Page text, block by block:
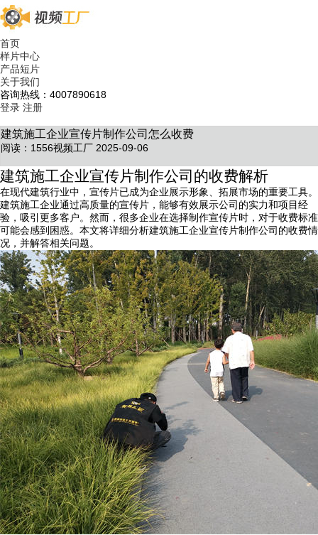
首页
样片中心
产品短片
关于我们
咨询热线：4007890618
登录 注册
建筑施工企业宣传片制作公司怎么收费
阅读：1556视频工厂 2025-09-06
建筑施工企业宣传片制作公司的收费解析
在现代建筑行业中，宣传片已成为企业展示形象、拓展市场的重要工具。
建筑施工企业通过高质量的宣传片，能够有效展示公司的实力和项目经
验，吸引更多客户。然而，很多企业在选择制作宣传片时，对于收费标准
可能会感到困惑。本文将详细分析建筑施工企业宣传片制作公司的收费情
况，并解答相关问题。